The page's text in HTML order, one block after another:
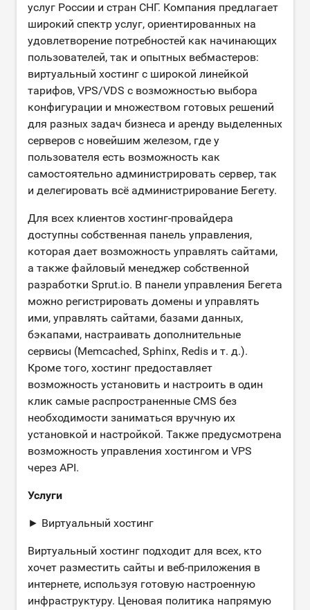
услуг России и стран СНГ. Компания предлагает
широкий спектр услуг, ориентированных на
удовлетворение потребностей как начинающих
пользователей, так и опытных вебмастеров:
виртуальный хостинг с широкой линейкой
тарифов, VPS/VDS с возможностью выбора
конфигурации и множеством готовых решений
для разных задач бизнеса и аренду выделенных
серверов с новейшим железом, где у
пользователя есть возможность как
самостоятельно администрировать сервер, так
и делегировать всё администрирование Бегету.
Для всех клиентов хостинг-провайдера
доступны собственная панель управления,
которая дает возможность управлять сайтами,
а также файловый менеджер собственной
разработки Sprut.io. В панели управления Бегета
можно регистрировать домены и управлять
ими, управлять сайтами, базами данных,
бэкапами, настраивать дополнительные
сервисы (Memcached, Sphinx, Redis и т. д.).
Кроме того, хостинг предоставляет
возможность установить и настроить в один
клик самые распространенные CMS без
необходимости заниматься вручную их
установкой и настройкой. Также предусмотрена
возможность управления хостингом и VPS
через API.
Услуги
► Виртуальный хостинг
Виртуальный хостинг подходит для всех, кто
хочет разместить сайты и веб-приложения в
интернете, используя готовую настроенную
инфраструктуру. Ценовая политика напрямую